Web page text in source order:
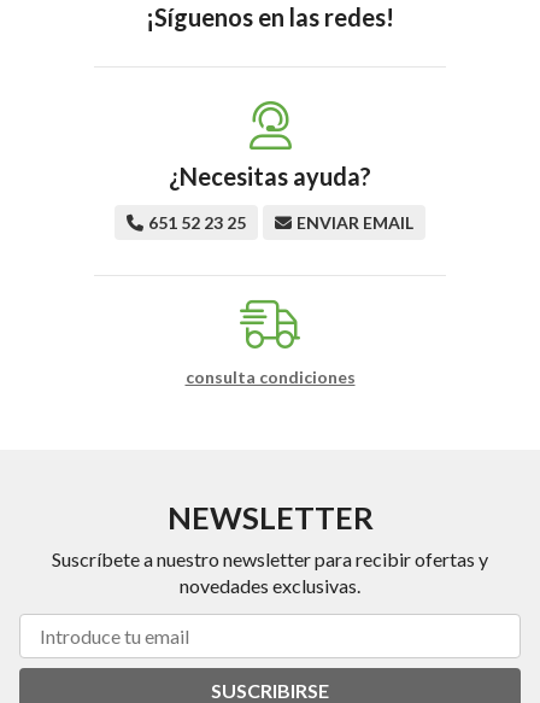
¡Síguenos en las redes!
¿Necesitas ayuda?
651 52 23 25 ENVIAR EMAIL
consulta condiciones
NEWSLETTER
Suscríbete a nuestro newsletter para recibir ofertas y
novedades exclusivas.
SUSCRIBIRSE